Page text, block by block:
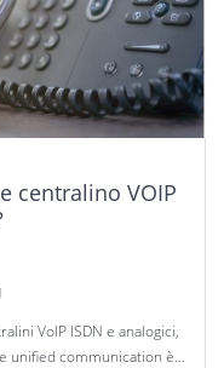
centralino VOIP
VoIP ISDN e analogici,
unified communication è…